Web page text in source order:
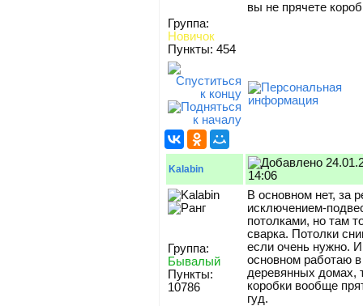
Группа:
Новичок
Пункты: 454
вы не прячете
Kalabin
14:06
Группа:
Бывалый
Пункты:
10786
В основном нет, за
исключением-
потолками, но там
сварка. Потолки
если очень нужно.
основном работаю в
деревянных домах,
коробки вообще
гуд.